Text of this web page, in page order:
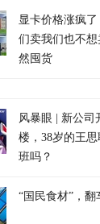
显卡价格涨疯
们卖我们也不
然囤货
风暴眼 | 新公司
楼，38岁的王
班吗？
“国民食材”，翻